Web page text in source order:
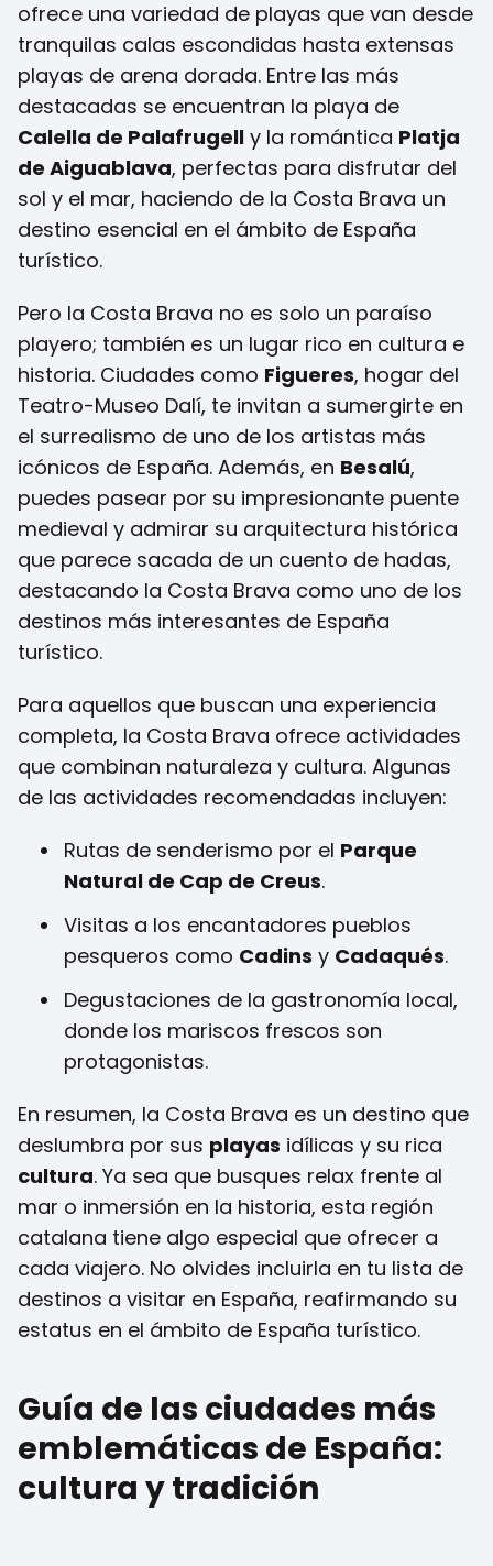
ofrece una variedad de playas que van desde
tranquilas calas escondidas hasta extensas
playas de arena dorada. Entre las más
destacadas se encuentran la playa de
Calella de Palafrugell y la romántica Platja
de Aiguablava, perfectas para disfrutar del
sol y el mar, haciendo de la Costa Brava un
destino esencial en el ámbito de España
turístico.
Pero la Costa Brava no es solo un paraíso
playero; también es un lugar rico en cultura e
historia. Ciudades como Figueres, hogar del
Teatro-Museo Dalí, te invitan a sumergirte en
el surrealismo de uno de los artistas más
icónicos de España. Además, en Besalú,
puedes pasear por su impresionante puente
medieval y admirar su arquitectura histórica
que parece sacada de un cuento de hadas,
destacando la Costa Brava como uno de los
destinos más interesantes de España
turístico.
Para aquellos que buscan una experiencia
completa, la Costa Brava ofrece actividades
que combinan naturaleza y cultura. Algunas
de las actividades recomendadas incluyen:
Rutas de senderismo por el Parque
Natural de Cap de Creus.
Visitas a los encantadores pueblos
pesqueros como Cadins y Cadaqués.
Degustaciones de la gastronomía local,
donde los mariscos frescos son
protagonistas.
En resumen, la Costa Brava es un destino que
deslumbra por sus playas idílicas y su rica
cultura. Ya sea que busques relax frente al
mar o inmersión en la historia, esta región
catalana tiene algo especial que ofrecer a
cada viajero. No olvides incluirla en tu lista de
destinos a visitar en España, reafirmando su
estatus en el ámbito de España turístico.
Guía de las ciudades más
emblemáticas de España:
cultura y tradición